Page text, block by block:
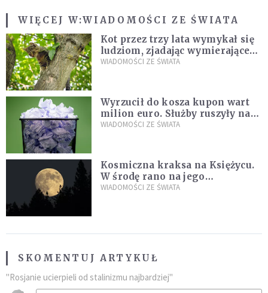
WIĘCEJ W:WIADOMOŚCI ZE ŚWIATA
Kot przez trzy lata wymykał się
ludziom, zjadając wymierające
kaczki. W końcu popełnił
WIADOMOŚCI ZE ŚWIATA
Wyrzucił do kosza kupon wart
milion euro. Służby ruszyły na
poszukiwania
WIADOMOŚCI ZE ŚWIATA
Kosmiczna kraksa na Księżycu.
W środę rano na jego
powierzchni dojdzie do
WIADOMOŚCI ZE ŚWIATA
SKOMENTUJ ARTYKUŁ
"Rosjanie ucierpieli od stalinizmu najbardziej"